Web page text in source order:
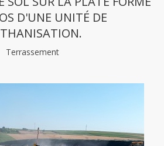
D'UNE UNITÉ DE
Terrassement